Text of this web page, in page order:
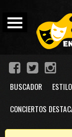
BUSCADOR
CONCIERTOS